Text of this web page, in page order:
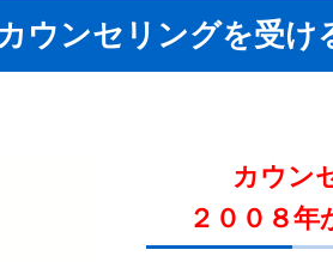
ウンセリングを受け
カウン
２００８